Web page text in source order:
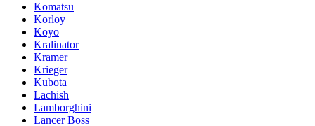
Komatsu
Korloy
Koyo
Kralinator
Kramer
Krieger
Kubota
Lachish
Lamborghini
Lancer Boss